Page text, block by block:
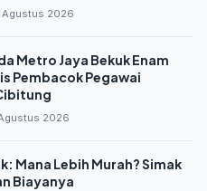
2026
Metro Jaya Bekuk Enam
Pembacok Pegawai
2026
Mana Lebih Murah? Simak
Biayanya